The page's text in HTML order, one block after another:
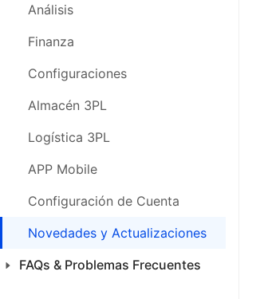
Finanza
Configuraciones
Almacén 3PL
Logística 3PL
APP Movil
Webinars
FAQs & Problemas Frecuentes
Análisis
Finanza
Configuraciones
Almacén 3PL
Logística 3PL
APP Mobile
Configuración de Cuenta
Novedades y Actualizaciones
FAQs & Problemas Frecuentes